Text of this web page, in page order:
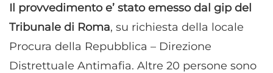
Il provvedimento e’ stato emesso dal gip del
Tribunale di Roma, su richiesta della locale
Procura della Repubblica – Direzione
Distrettuale Antimafia. Altre 20 persone sono